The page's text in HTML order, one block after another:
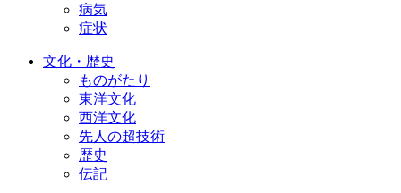
病気
症状
文化・歴史
ものがたり
東洋文化
西洋文化
先人の超技術
歴史
伝記